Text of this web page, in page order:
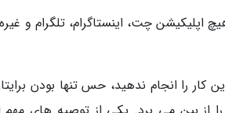
چت، اینستاگرام، تلگرام و غیره
کار را انجام ندهید، حس تنها بودن